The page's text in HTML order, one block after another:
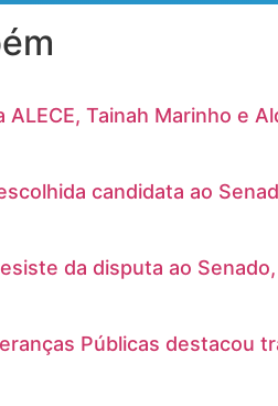
ALECE, Tainah Marinho e
candidata ao
da disputa ao
Públicas destacou